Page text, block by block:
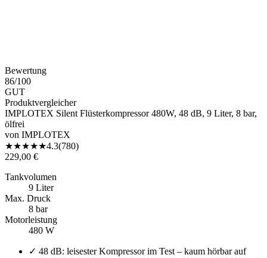
Bewertung
86/100
GUT
Produktvergleicher
IMPLOTEX Silent Flüsterkompressor 480W, 48 dB, 9 Liter, 8 bar,
ölfrei
von IMPLOTEX
★★★★★4.3(780)
229,00 €
Tankvolumen
9 Liter
Max. Druck
8 bar
Motorleistung
480 W
✓ 48 dB: leisester Kompressor im Test – kaum hörbar auf